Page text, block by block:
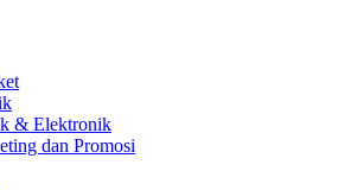
& Elektronik
dan Promosi